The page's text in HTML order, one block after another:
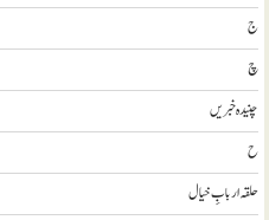
ج
چ
چنیدہ خبریں
ح
حلقہ اربابِ خیال